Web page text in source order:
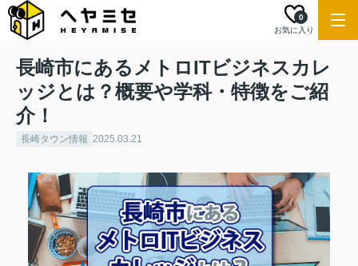
お気に入り
0
長崎市にあるメトロITビジネスカレ
ッジとは？概要や学科・特徴をご紹
介！
長崎タウン情報 2025.03.21